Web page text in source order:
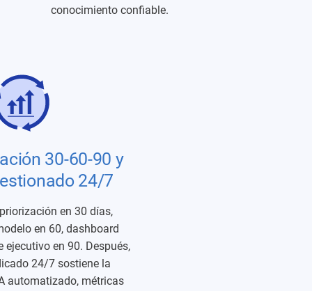
conocimiento confiable.
30-60-90 y
24/7
en 30 días,
en 60, dashboard
ejecutivo en 90. Después,
24/7 sostiene la
automatizado, métricas